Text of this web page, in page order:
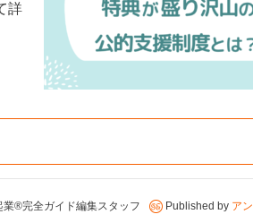
詳
業®完全ガイド編集スタッフ Published by ア